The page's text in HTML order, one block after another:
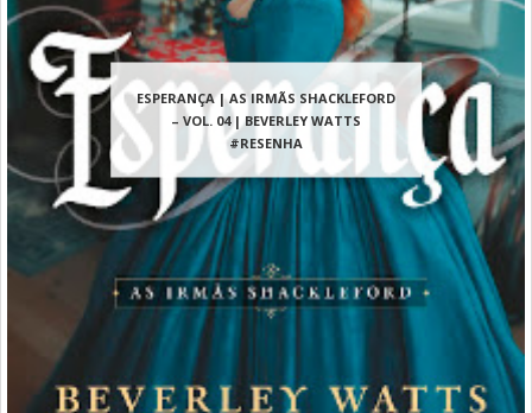
ESPERANÇA | AS IRMÃS SHACKLEFORD
– VOL. 04 | BEVERLEY WATTS
#RESENHA